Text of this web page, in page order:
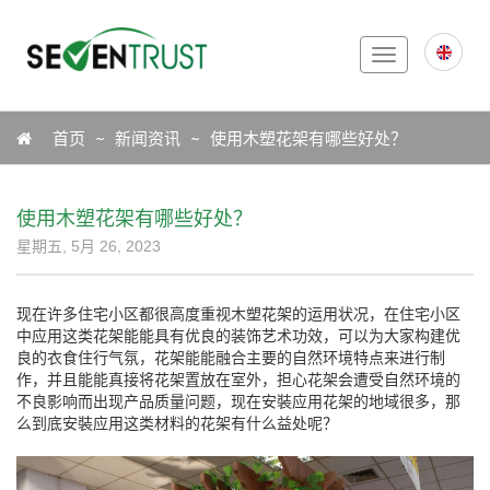
Toggle
navigation
Icon首页 新闻资讯 使用木塑花架有哪些好处？
使用木塑花架有哪些好处？
星期五, 5月 26, 2023
现在许多住宅小区都很高度重视木塑花架的运用状况，在住宅小区
中应用这类花架能能具有优良的装饰艺术功效，可以为大家构建优
良的衣食住行气氛，花架能能融合主要的自然环境特点来进行制
作，并且能能真接将花架置放在室外，担心花架会遭受自然环境的
不良影响而出现产品质量问题，现在安裝应用花架的地域很多，那
么到底安裝应用这类材料的花架有什么益处呢？